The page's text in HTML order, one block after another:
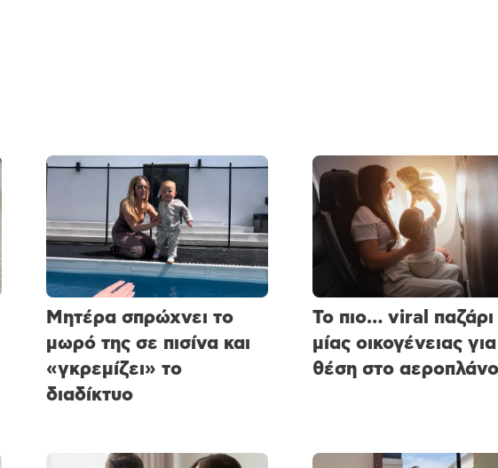
Μητέρα σπρώχνει το
μωρό της σε πισίνα και
«γκρεμίζει» το
διαδίκτυο
Το πιο… viral παζάρι
μίας οικογένειας
θέση στο αεροπλάνο